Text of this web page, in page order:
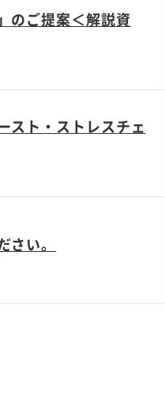
のご提案＜解説資
スト・ストレスチェ
い。